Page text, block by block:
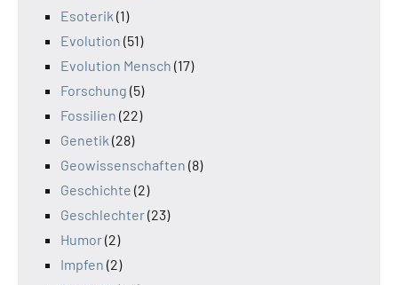
Esoterik (1)
Evolution (51)
Evolution Mensch (17)
Forschung (5)
Fossilien (22)
Genetik (28)
Geowissenschaften (8)
Geschichte (2)
Geschlechter(23)
Humor(2)
Impfen (2)